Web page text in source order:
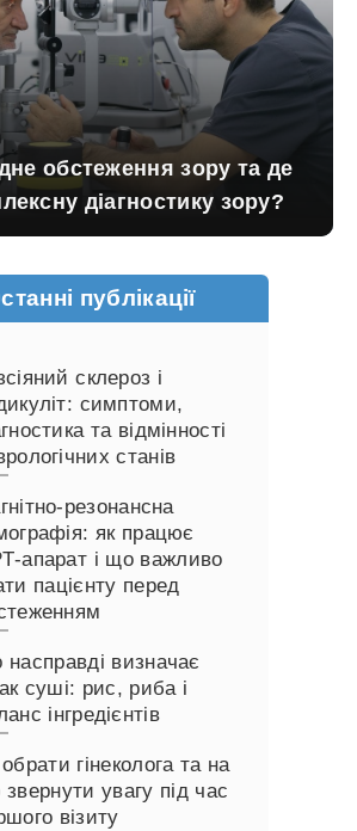
обстеження зору та де
діагностику зору?
публікації
склероз і
симптоми,
та відмінності
станів
резонансна
як працює
апарат і що важливо
пацієнту перед
визначає
суші: рис, риба і
інгредієнтів
гінеколога та на
увагу під час
візиту